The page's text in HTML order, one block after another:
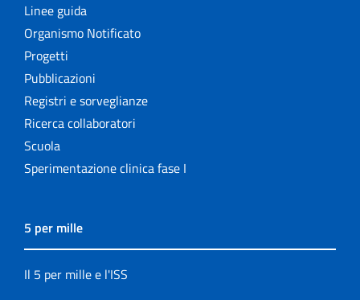
Linee guida
Organismo Notificato
Progetti
Pubblicazioni
Registri e sorveglianze
Ricerca collaboratori
Scuola
Sperimentazione clinica fase I
5 per mille
Il 5 per mille e l'ISS